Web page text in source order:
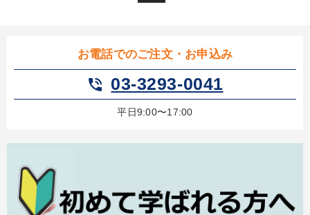
お電話でのご注文・お申込み
phone_in_talk 03-3293-0041
平日9:00〜17:00